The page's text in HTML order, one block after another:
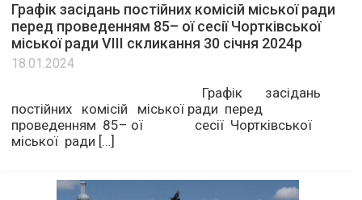
Графік засідань постійних комісій міської ради
перед проведенням 85– ої сесії Чортківської
міської ради VІІІ скликання 30 січня 2024р
18.01.2024
Графік засідань
постійних комісій міської ради перед
проведенням 85– ої сесії Чортківської
міської ради […]